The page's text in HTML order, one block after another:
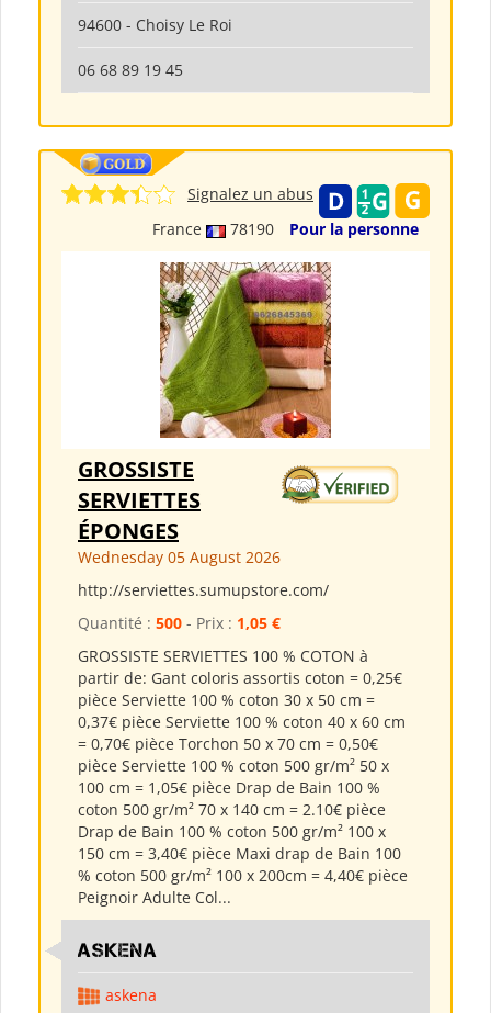
94600 - Choisy Le Roi
06 68 89 19 45
France 78190 Pour la personne
Signalez un abus
GROSSISTE
SERVIETTES
ÉPONGES
Wednesday 05 August 2026
http://serviettes.sumupstore.com/
Quantité : 500 - Prix : 1,05 €
GROSSISTE SERVIETTES 100 % COTON à
partir de: Gant coloris assortis coton = 0,25€
pièce Serviette 100 % coton 30 x 50 cm =
0,37€ pièce Serviette 100 % coton 40 x 60 cm
= 0,70€ pièce Torchon 50 x 70 cm = 0,50€
pièce Serviette 100 % coton 500 gr/m² 50 x
100 cm = 1,05€ pièce Drap de Bain 100 %
coton 500 gr/m² 70 x 140 cm = 2.10€ pièce
Drap de Bain 100 % coton 500 gr/m² 100 x
150 cm = 3,40€ pièce Maxi drap de Bain 100
% coton 500 gr/m² 100 x 200cm = 4,40€ pièce
Peignoir Adulte Col...
ASKENA
askena